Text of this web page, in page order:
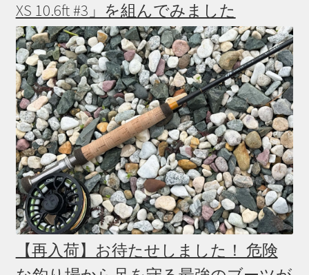
XS 10.6ft #3」を組んでみました
【再入荷】お待たせしました！ 危険